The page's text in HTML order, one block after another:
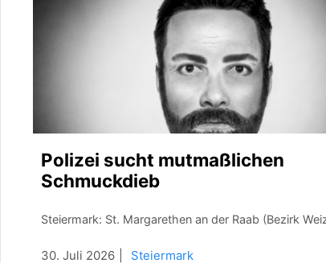
Polizei sucht mutmaßlichen
Schmuckdieb
Steiermark: St. Margarethen an der Raab (Bezirk
30. Juli 2026 Steiermark